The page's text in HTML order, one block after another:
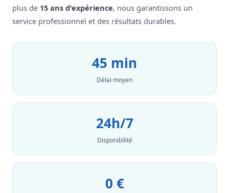
plus de 15 ans d'expérience, nous garantissons un
service professionnel et des résultats durables.
45 min
Délai moyen
24h/7
Disponibilité
0 €